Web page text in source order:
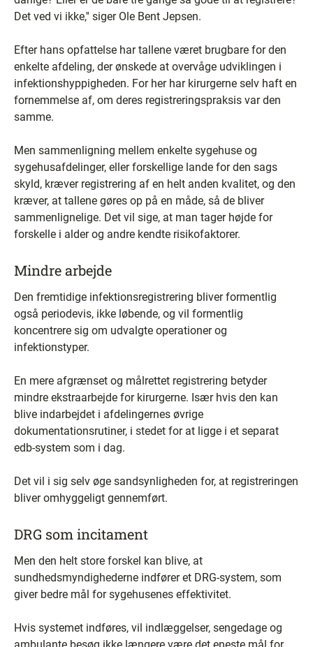
Det ved vi ikke,'' siger Ole Bent Jepsen.
Efter hans opfattelse har tallene været brugbare for den
enkelte afdeling, der ønskede at overvåge udviklingen i
infektionshyppigheden. For her har kirurgerne selv haft en
fornemmelse af, om deres registreringspraksis var den
samme.
Men sammenligning mellem enkelte sygehuse og
sygehusafdelinger, eller forskellige lande for den sags
skyld, kræver registrering af en helt anden kvalitet, og den
kræver, at tallene gøres op på en måde, så de bliver
sammenlignelige. Det vil sige, at man tager højde for
forskelle i alder og andre kendte risikofaktorer.
Mindre arbejde
Den fremtidige infektionsregistrering bliver formentlig
også periodevis, ikke løbende, og vil formentlig
koncentrere sig om udvalgte operationer og
infektionstyper.
En mere afgrænset og målrettet registrering betyder
mindre ekstraarbejde for kirurgerne. Især hvis den kan
blive indarbejdet i afdelingernes øvrige
dokumentationsrutiner, i stedet for at ligge i et separat
edb-system som i dag.
Det vil i sig selv øge sandsynligheden for, at registreringen
bliver omhyggeligt gennemført.
DRG som incitament
Men den helt store forskel kan blive, at
sundhedsmyndighederne indfører et DRG-system, som
giver bedre mål for sygehusenes effektivitet.
Hvis systemet indføres, vil indlæggelser, sengedage og